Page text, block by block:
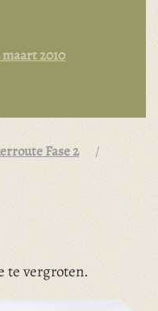
2010
Fase 2
te vergroten.